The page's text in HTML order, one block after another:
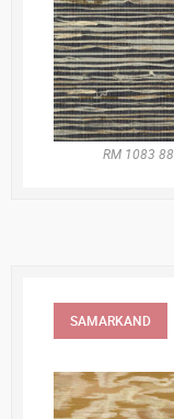
RM 1083 88
SAMARKAND